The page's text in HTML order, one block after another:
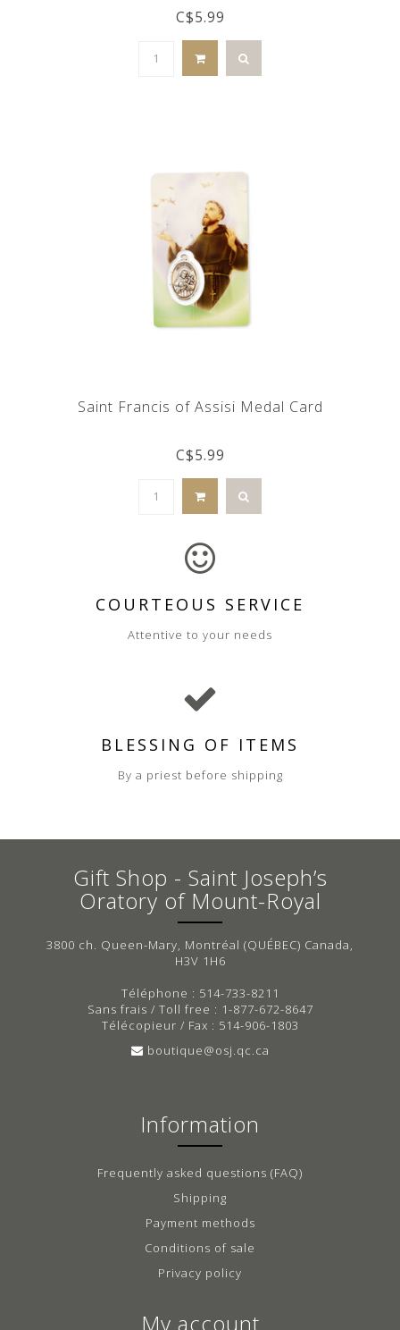
C$5.99
Saint Francis of Assisi Medal Card
C$5.99
COURTEOUS SERVICE
Attentive to your needs
BLESSING OF ITEMS
By a priest before shipping
Gift Shop - Saint Joseph’s
Oratory of Mount-Royal
3800 ch. Queen-Mary, Montréal (QUÉBEC) Canada,
H3V 1H6
Téléphone : 514-733-8211
Sans frais / Toll free : 1-877-672-8647
Télécopieur / Fax : 514-906-1803
boutique@osj.qc.ca
Information
Frequently asked questions (FAQ)
Shipping
Payment methods
Conditions of sale
Privacy policy
My account